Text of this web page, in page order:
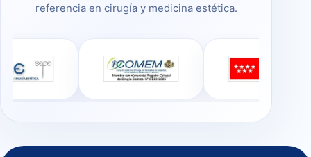
referencia en cirugía y medicina estética.